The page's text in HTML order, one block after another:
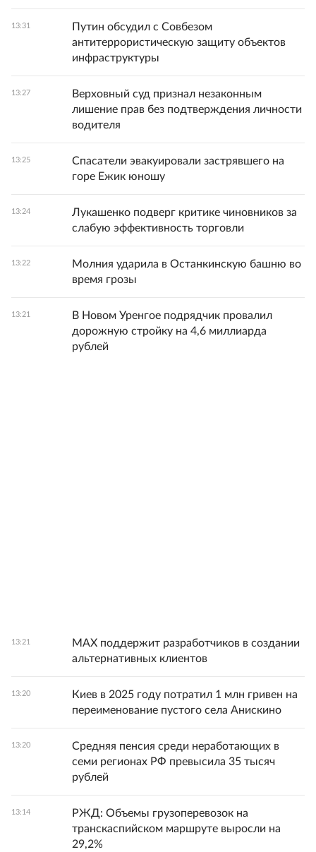
13:31
Путин обсудил с Совбезом
антитеррористическую защиту объектов
инфраструктуры
13:27
Верховный суд признал незаконным
лишение прав без подтверждения личности
водителя
13:25
Спасатели эвакуировали застрявшего на
горе Ежик юношу
13:24
Лукашенко подверг критике чиновников за
слабую эффективность торговли
13:22
Молния ударила в Останкинскую башню во
время грозы
13:21
В Новом Уренгое подрядчик провалил
дорожную стройку на 4,6 миллиарда
рублей
13:21
MAX поддержит разработчиков в создании
альтернативных клиентов
13:20
Киев в 2025 году потратил 1 млн гривен на
переименование пустого села Анискино
13:20
Средняя пенсия среди неработающих в
семи регионах РФ превысила 35 тысяч
рублей
13:14
РЖД: Объемы грузоперевозок на
транскаспийском маршруте выросли на
29,2%